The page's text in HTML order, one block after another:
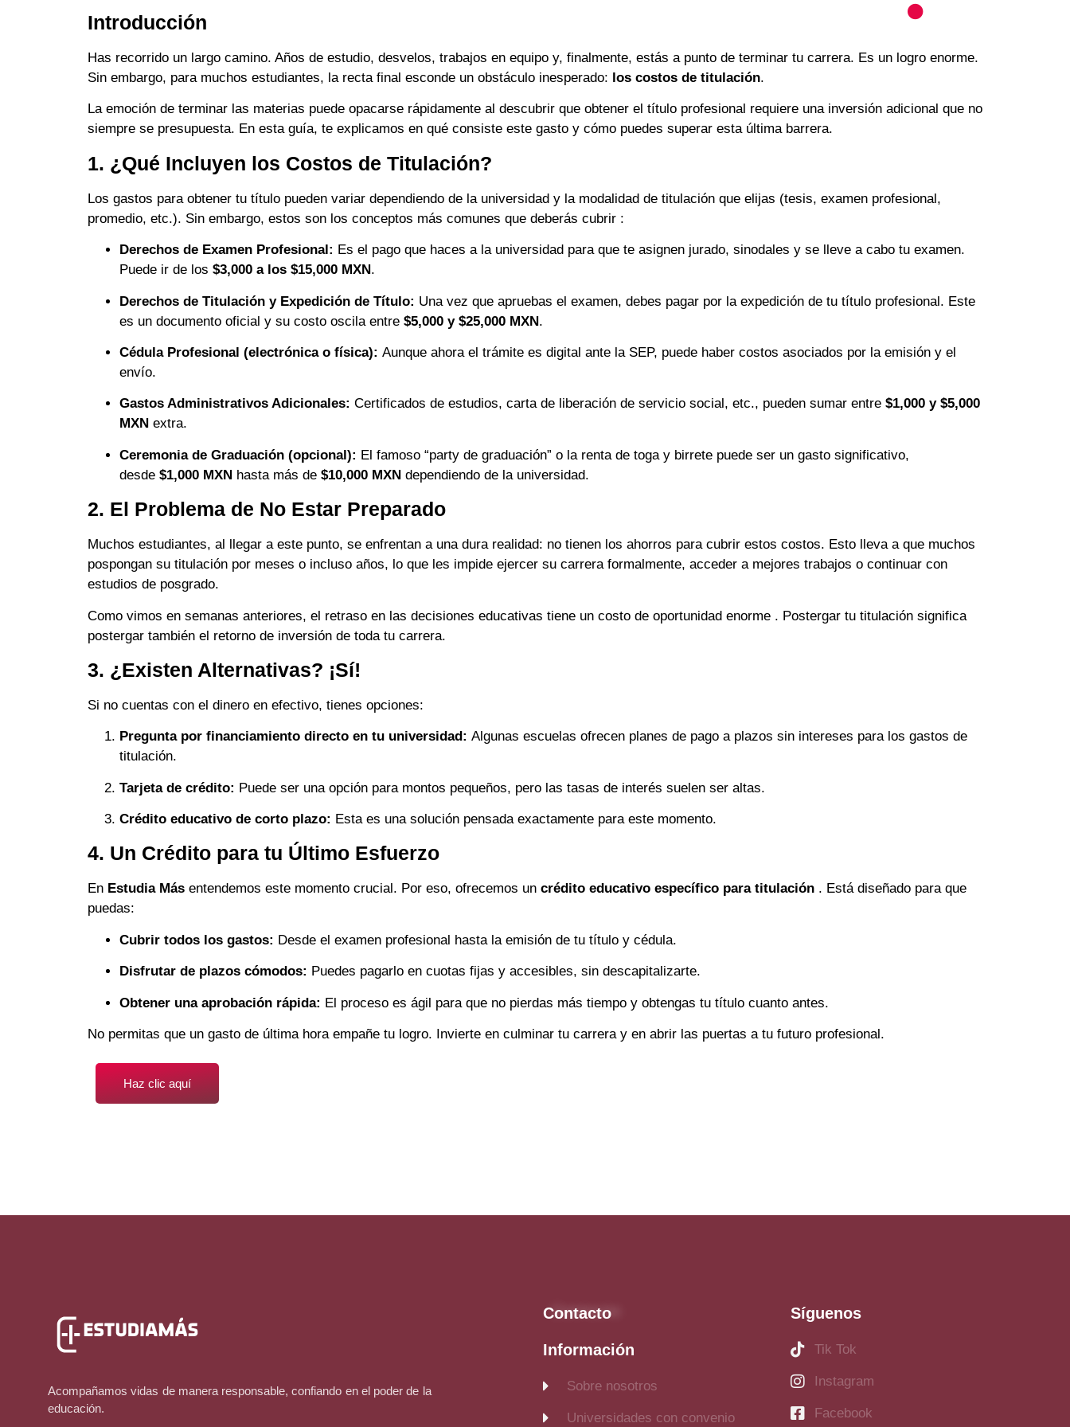
Introducción
Has recorrido un largo camino. Años de estudio, desvelos, trabajos en equipo y, finalmente, estás a punto de terminar tu carrera. Es un logro enorme.
Sin embargo, para muchos estudiantes, la recta final esconde un obstáculo inesperado: los costos de titulación.
La emoción de terminar las materias puede opacarse rápidamente al descubrir que obtener el título profesional requiere una inversión adicional que no
siempre se presupuesta. En esta guía, te explicamos en qué consiste este gasto y cómo puedes superar esta última barrera.
1. ¿Qué Incluyen los Costos de Titulación?
Los gastos para obtener tu título pueden variar dependiendo de la universidad y la modalidad de titulación que elijas (tesis, examen profesional,
promedio, etc.). Sin embargo, estos son los conceptos más comunes que deberás cubrir :
Derechos de Examen Profesional: Es el pago que haces a la universidad para que te asignen jurado, sinodales y se lleve a cabo tu examen.
Puede ir de los $3,000 a los $15,000 MXN .
Derechos de Titulación y Expedición de Título: Una vez que apruebas el examen, debes pagar por la expedición de tu título profesional. Este
es un documento oficial y su costo oscila entre $5,000 y $25,000 MXN.
Cédula Profesional (electrónica o física): Aunque ahora el trámite es digital ante la SEP, puede haber costos asociados por la emisión y el
envío.
Gastos Administrativos Adicionales: Certificados de estudios, carta de liberación de servicio social, etc., pueden sumar entre $1,000 y $5,000
MXN extra.
Ceremonia de Graduación (opcional): El famoso “party de graduación” o la renta de toga y birrete puede ser un gasto significativo,
desde $1,000 MXN hasta más de $10,000 MXN dependiendo de la universidad.
2. El Problema de No Estar Preparado
Muchos estudiantes, al llegar a este punto, se enfrentan a una dura realidad: no tienen los ahorros para cubrir estos costos. Esto lleva a que muchos
pospongan su titulación por meses o incluso años, lo que les impide ejercer su carrera formalmente, acceder a mejores trabajos o continuar con
estudios de posgrado.
Como vimos en semanas anteriores, el retraso en las decisiones educativas tiene un costo de oportunidad enorme . Postergar tu titulación significa
postergar también el retorno de inversión de toda tu carrera.
3. ¿Existen Alternativas? ¡Sí!
Si no cuentas con el dinero en efectivo, tienes opciones:
Pregunta por financiamiento directo en tu universidad: Algunas escuelas ofrecen planes de pago a plazos sin intereses para los gastos de
titulación.
Tarjeta de crédito: Puede ser una opción para montos pequeños, pero las tasas de interés suelen ser altas.
Crédito educativo de corto plazo: Esta es una solución pensada exactamente para este momento.
4. Un Crédito para tu Último Esfuerzo
En Estudia Más entendemos este momento crucial. Por eso, ofrecemos un crédito educativo específico para titulación . Está diseñado para que
puedas:
Cubrir todos los gastos: Desde el examen profesional hasta la emisión de tu título y cédula.
Disfrutar de plazos cómodos: Puedes pagarlo en cuotas fijas y accesibles, sin descapitalizarte.
Obtener una aprobación rápida: El proceso es ágil para que no pierdas más tiempo y obtengas tu título cuanto antes.
No permitas que un gasto de última hora empañe tu logro. Invierte en culminar tu carrera y en abrir las puertas a tu futuro profesional.
Haz clic aquí
Acompañamos vidas de manera responsable, confiando en el poder de la
educación.
Contacto
Información
Sobre nosotros
Universidades con convenio
Síguenos
Tik Tok
Instagram
Facebook